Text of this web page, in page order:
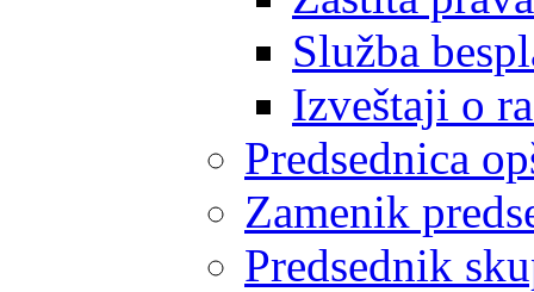
Služba
Izveštaji o
Predsednica
Zamenik
Predsednik